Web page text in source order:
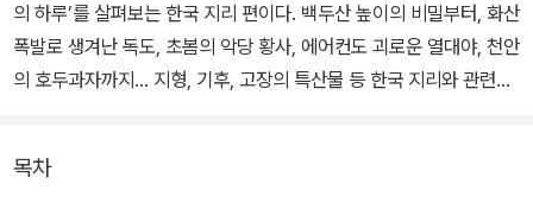
의 하루’를 살펴보는 한국 지리 편이다. 백두산 높이의 비밀부터, 화산
폭발로 생겨난 독도, 초봄의 악당 황사, 에어컨도 괴로운 열대야, 천안
의 호두과자까지… 지형, 기후, 고장의 특산물 등 한국 지리와 관련된
다.
목차